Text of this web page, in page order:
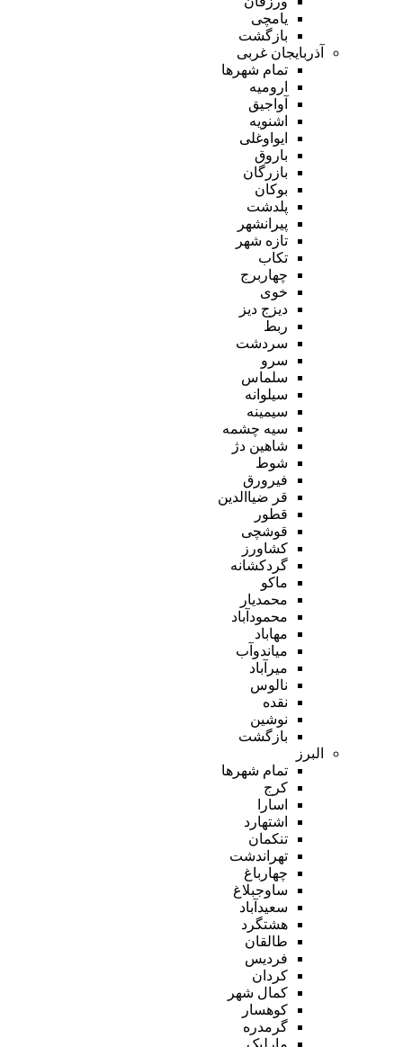
یامچی
بازگشت
آذربایجان غربی
تمام شهر‌ها
ارومیه
آواجیق
اشنویه
ایواوغلی
باروق
بازرگان
بوکان
پلدشت
پیرانشهر
تازه شهر
تکاب
چهاربرج
خوی
دیزج دیز
ربط
سردشت
سرو
سلماس
سیلوانه
سیمینه
سیه چشمه
شاهین دژ
شوط
فیرورق
قر ضیاالدین
قطور
قوشچی
کشاورز
گردکشانه
ماکو
محمدیار
محمودآباد
مهاباد
میاندوآب
میرآباد
نالوس
نقده
نوشین
بازگشت
البرز
تمام شهر‌ها
کرج
اسارا
اشتهارد
تنکمان
تهراندشت
چهارباغ
ساوجبلاغ
سعیدآباد
هشتگرد
طالقان
فردیس
کردان
کمال شهر
کوهسار
گرمدره
مارلیک